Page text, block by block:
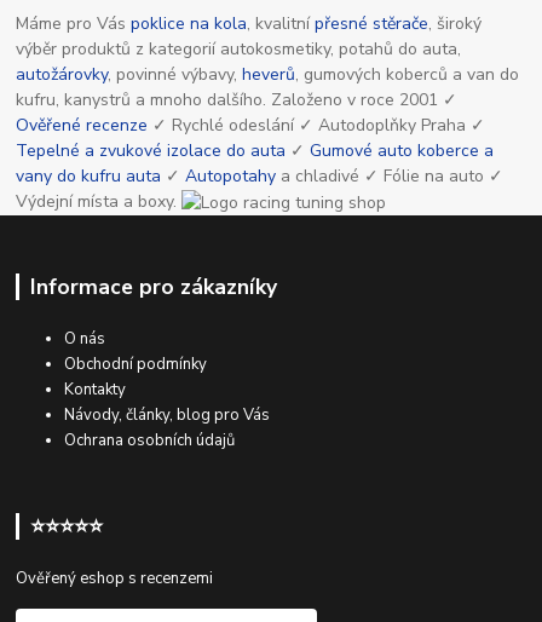
Máme pro Váspoklice na kola, kvalitnípřesné stěrače, široký
výběr produktů z kategorií autokosmetiky, potahů do auta,
autožárovky, povinné výbavy,heverů, gumových koberců a van do
kufru, kanystrů a mnoho dalšího. Založeno v roce 2001 ✓
Ověřené recenze ✓ Rychlé odeslání ✓ Autodoplňky Praha ✓
Tepelné a zvukové izolace do auta ✓Gumové auto koberce a
vany do kufru auta ✓Autopotahy a chladivé ✓ Fólie na auto ✓
Výdejní místa a boxy.
Informace pro zákazníky
O nás
Obchodní podmínky
Kontakty
Návody, články, blog pro Vás
Ochrana osobních údajů
⭐⭐⭐⭐⭐
Ověřený eshop s recenzemi